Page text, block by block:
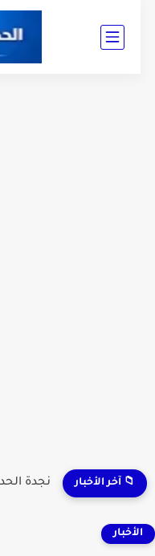
📁 آخر الأخبار